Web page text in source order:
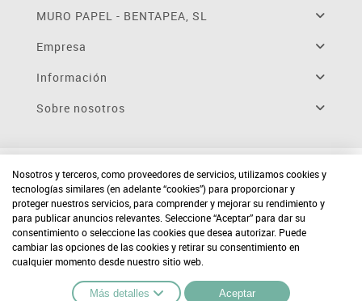
MURO PAPEL - BENTAPEA, SL
Empresa
Información
Sobre nosotros
Nosotros y terceros, como proveedores de servicios, utilizamos cookies y
tecnologías similares (en adelante “cookies”) para proporcionar y
proteger nuestros servicios, para comprender y mejorar su rendimiento y
para publicar anuncios relevantes. Seleccione “Aceptar” para dar su
consentimiento o seleccione las cookies que desea autorizar. Puede
cambiar las opciones de las cookies y retirar su consentimiento en
cualquier momento desde nuestro sitio web.
Más detalles Aceptar